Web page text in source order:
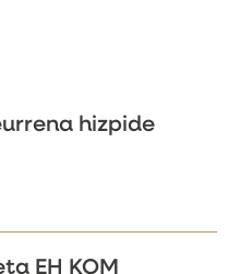
hizpide
EH KOM